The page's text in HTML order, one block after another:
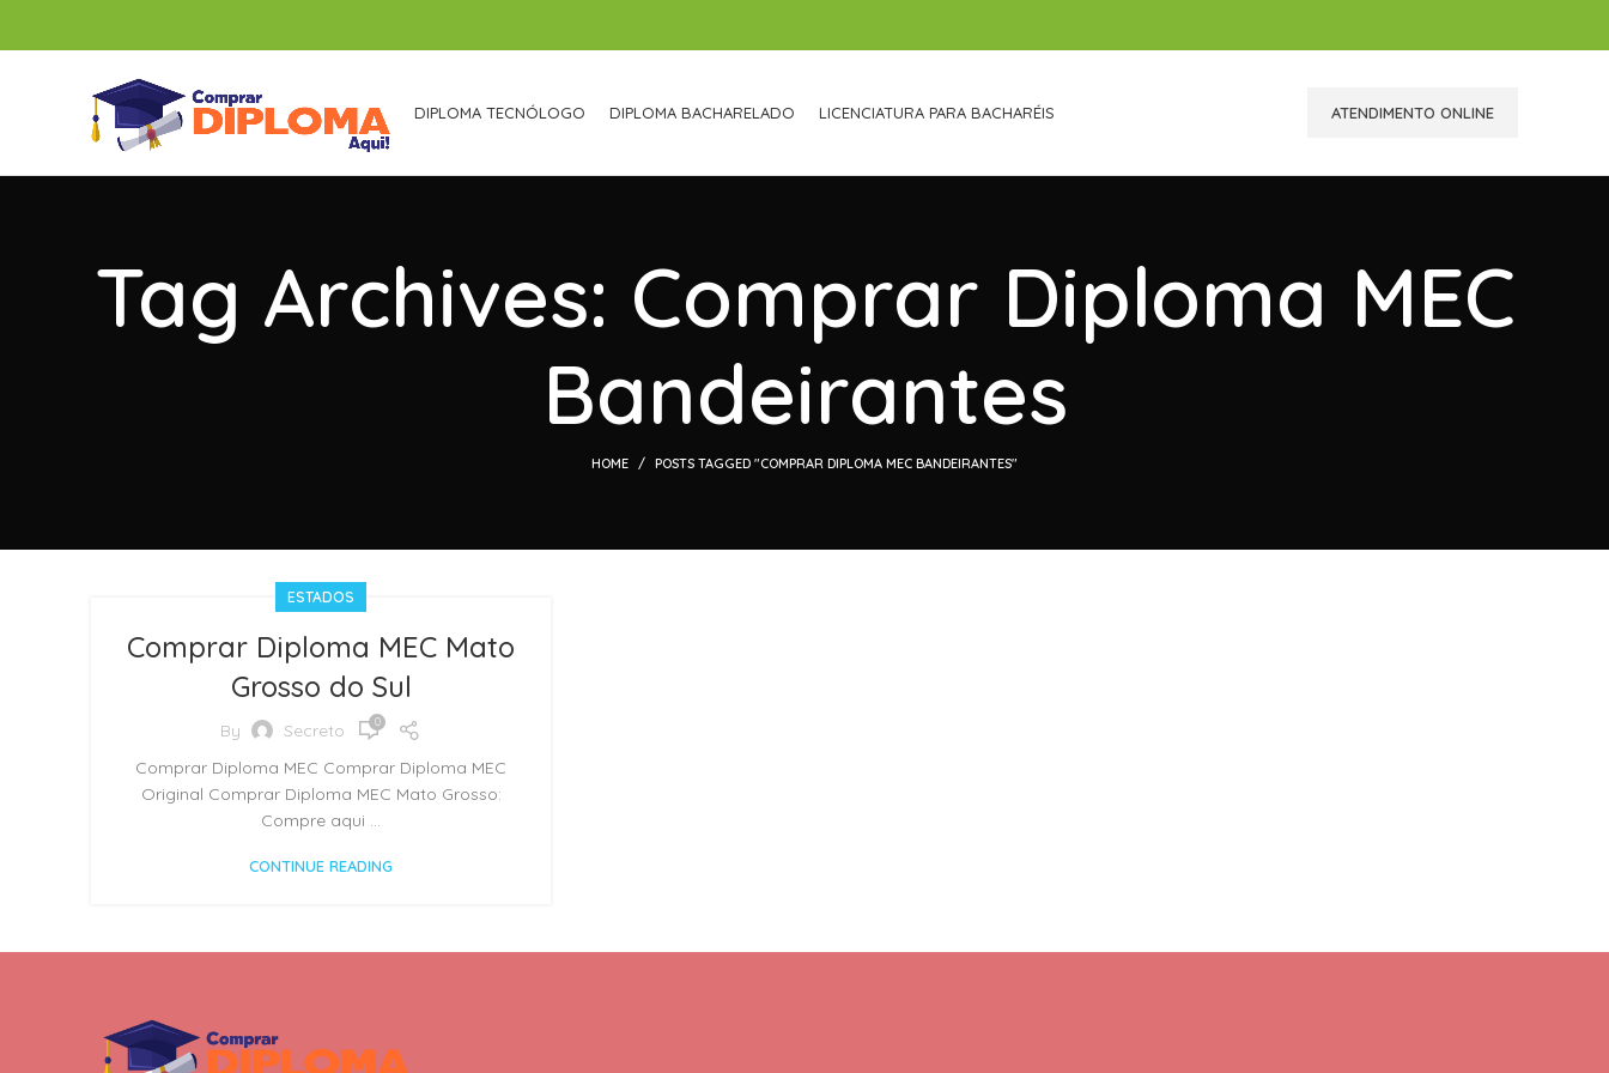
DIPLOMA TECNÓLOGO DIPLOMA BACHARELADO LICENCIATURA PARA BACHARÉIS ATENDIMENTO ONLINE
Tag Archives: Comprar Diploma MEC
Bandeirantes
HOME POSTS TAGGED "COMPRAR DIPLOMA MEC BANDEIRANTES"
ESTADOS
Comprar Diploma MEC Mato
Grosso do Sul
By Secreto 0
Comprar Diploma MEC Comprar Diploma MEC
Original Comprar Diploma MEC Mato Grosso:
Compre aqui ...
CONTINUE READING